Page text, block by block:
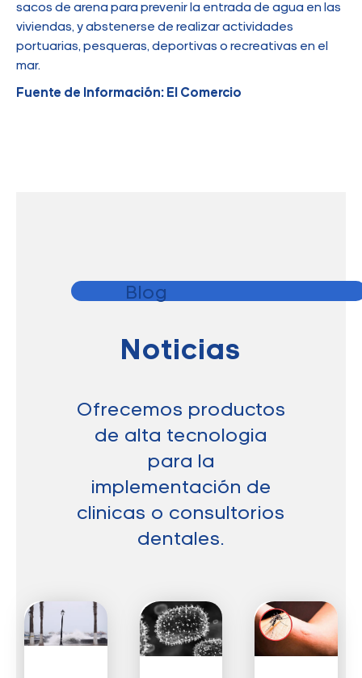
sacos de arena para prevenir la entrada de agua en las
viviendas, y abstenerse de realizar actividades
portuarias, pesqueras, deportivas o recreativas en el
mar.
Fuente de Información: El Comercio
Blog
Noticias
Ofrecemos productos
de alta tecnologia
para la
implementación de
clinicas o consultorios
dentales.